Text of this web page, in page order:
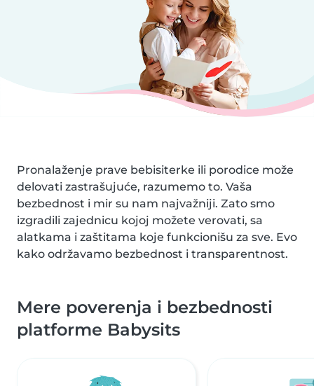
Pronalaženje prave bebisiterke ili porodice može
delovati zastrašujuće, razumemo to. Vaša
bezbednost i mir su nam najvažniji. Zato smo
izgradili zajednicu kojoj možete verovati, sa
alatkama i zaštitama koje funkcionišu za sve. Evo
kako održavamo bezbednost i transparentnost.
Mere poverenja i bezbednosti
platforme Babysits